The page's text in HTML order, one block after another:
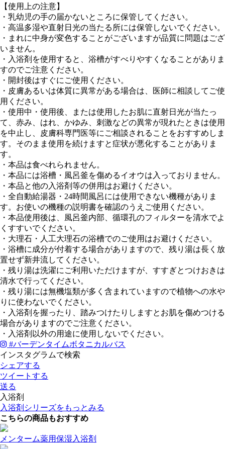
【使用上の注意】
・乳幼児の手の届かないところに保管してください。
・高温多湿や直射日光の当たる所には保管しないでください。
・まれに中身が変色することがございますが品質に問題はござ
いません。
・入浴剤を使用すると、浴槽がすべりやすくなることがありま
すのでご注意ください。
・開封後はすぐにご使用ください。
・皮膚あるいは体質に異常がある場合は、医師に相談してご使
用ください。
・使用中・使用後、または使用したお肌に直射日光が当たっ
て、赤み、はれ、かゆみ、刺激などの異常が現れたときは使用
を中止し、皮膚科専門医等にご相談されることをおすすめしま
す。そのまま使用を続けますと症状が悪化することがありま
す。
・本品は食べれられません。
・本品には浴槽・風呂釜を傷めるイオウは入っておりません。
・本品と他の入浴剤等の併用はお避けください。
・全自動給湯器・24時間風呂には使用できない機種がありま
す。お使いの機種の説明書を確認のうえご使用ください。
・本品使用後は、風呂釜内部、循環孔のフィルターを清水でよ
くすすいでください。
・大理石・人工大理石の浴槽でのご使用はお避けください。
・浴槽に成分が付着する場合がありますので、残り湯は長く放
置せず新井流してください。
・残り湯は洗濯にご利用いただけますが、すすぎとつけおきは
清水で行ってください。
・残り湯には無機塩類が多く含まれていますので植物への水や
りに使わないでください。
・入浴剤を握ったり、踏みつけたりしますとお肌を傷めつける
場合がありますのでご注意ください。
・入浴剤以外の用途に使用しないでください。
#バーデンタイムボタニカルバス
インスタグラムで検索
シェアする
ツイートする
送る
入浴剤
入浴剤シリーズをもっとみる
こちらの商品もおすすめ
メンターム薬用保湿入浴剤